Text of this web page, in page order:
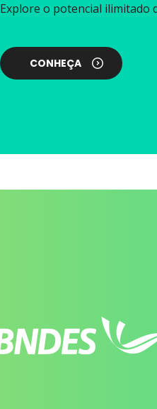
Explore o potencial ilimitado
CONHEÇA